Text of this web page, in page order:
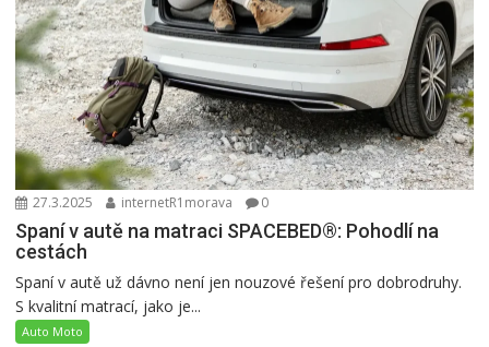
27.3.2025 internetR1morava 0
Spaní v autě na matraci SPACEBED®: Pohodlí na
cestách
Spaní v autě už dávno není jen nouzové řešení pro dobrodruhy.
S kvalitní matrací, jako je...
Auto Moto